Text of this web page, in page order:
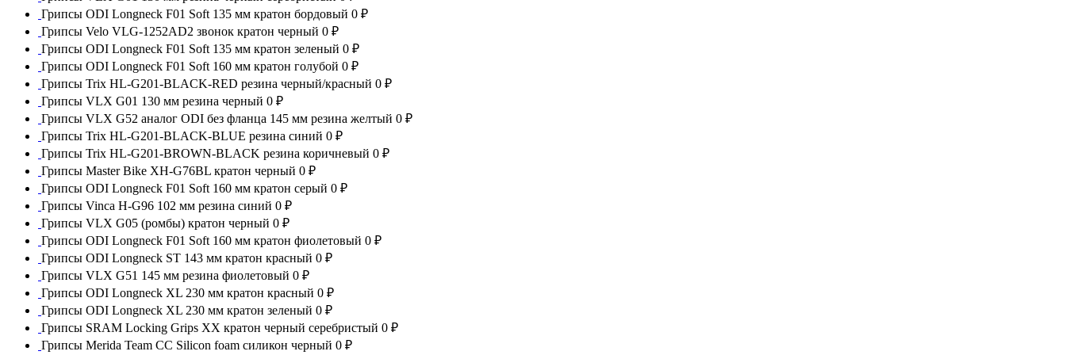
Грипсы ODI Longneck F01 Soft 135 мм кратон бордовый 0 ₽
Грипсы Velo VLG-1252AD2 звонок кратон черный 0 ₽
Грипсы ODI Longneck F01 Soft 135 мм кратон зеленый 0 ₽
Грипсы ODI Longneck F01 Soft 160 мм кратон голубой 0 ₽
Грипсы Trix HL-G201-BLACK-RED резина черный/красный 0 ₽
Грипсы VLX G01 130 мм резина черный 0 ₽
Грипсы VLX G52 аналог ODI без фланца 145 мм резина желтый 0 ₽
Грипсы Trix HL-G201-BLACK-BLUE резина синий 0 ₽
Грипсы Trix HL-G201-BROWN-BLACK резина коричневый 0 ₽
Грипсы Master Bike XH-G76BL кратон черный 0 ₽
Грипсы ODI Longneck F01 Soft 160 мм кратон серый 0 ₽
Грипсы Vinca H-G96 102 мм резина синий 0 ₽
Грипсы VLX G05 (ромбы) кратон черный 0 ₽
Грипсы ODI Longneck F01 Soft 160 мм кратон фиолетовый 0 ₽
Грипсы ODI Longneck ST 143 мм кратон красный 0 ₽
Грипсы VLX G51 145 мм резина фиолетовый 0 ₽
Грипсы ODI Longneck XL 230 мм кратон красный 0 ₽
Грипсы ODI Longneck XL 230 мм кратон зеленый 0 ₽
Грипсы SRAM Locking Grips XX кратон черный серебристый 0 ₽
Грипсы Merida Team CC Silicon foam силикон черный 0 ₽